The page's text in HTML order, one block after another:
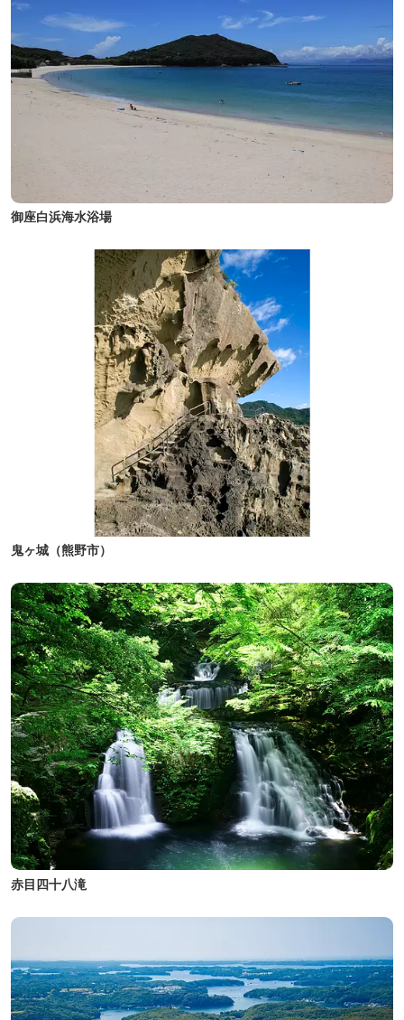
御座白浜海水浴場
鬼ヶ城（熊野市）
赤目四十八滝